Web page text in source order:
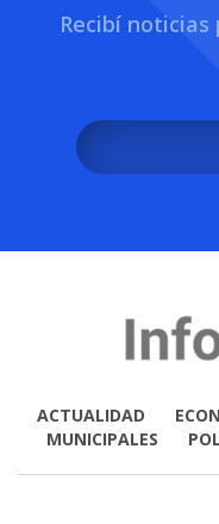
Recibí
ACTUALIDAD
MUNICIPALES